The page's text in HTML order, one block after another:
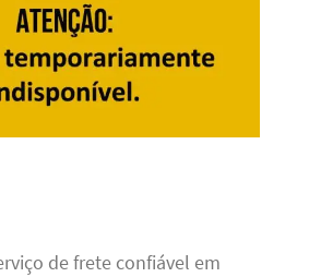
de frete confiável em